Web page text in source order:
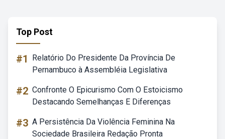
Top Post
#1
Relatório Do Presidente Da Província De
Pernambuco à Assembléia Legislativa
#2 Confronte O Epicurismo Com O Estoicismo
Destacando Semelhanças E Diferenças
#3 A Persistência Da Violência Feminina Na
Sociedade Brasileira Redação Pronta